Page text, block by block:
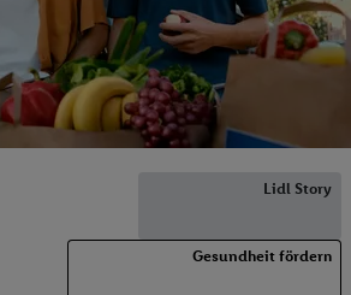
Lidl Story
Gesundheit fördern